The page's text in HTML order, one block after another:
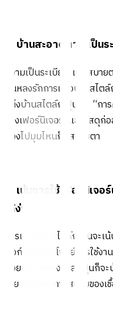
2. บ้านสะอาดตา ดูเป็นระ
ความเป็นระเบียบ และสบา
คนหลงรักการแต่งบ้านสไต
แต่งบ้านสไตล์ญี่ปุ่นคือ “กา
ของเฟอร์นิเจอร์ และวัสดุก่
มองไปมุมไหนก็ดูสบายตา
3. เน้นการใช้เฟอร์นิเจ
ได้ง่าย
การแต่งบ้านสไตล์ญี่ปุ่นจะเ
ฟังก์ชันที่ตอบโจทย์การใช้ง
น้อยชิ้น แหล่งสะสมฝุ่นก็จะ
ง่าย ทั้งยังลดการสะสมของ